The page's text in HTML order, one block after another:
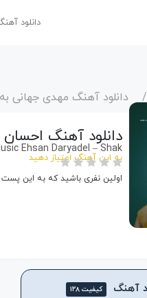
دانلود
دانلود آهنگ مهدی جهانی
دانلود آهنگ
Ehsan Daryadel – Shak
به این آهنگ امتیاز دهید
اولین نفری باشید که به این پست
آهنگ کیفیت ۱۲۸